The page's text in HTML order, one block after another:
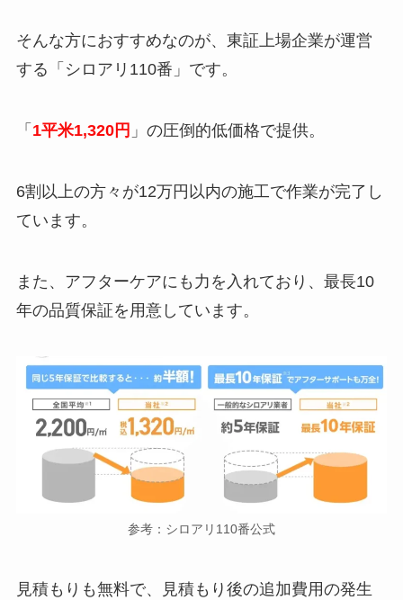
そんな方におすすめなのが、東証上場企業が運営
する「シロアリ110番」です。
「 1平米1,320円 」の圧倒的低価格で提供。
6割以上の方々が12万円以内の施工で作業が完了し
ています。
また、アフターケアにも力を入れており、最長10
年の品質保証を用意しています。
参考：シロアリ110番公式
見積もりも無料で、見積もり後の追加費用の発生